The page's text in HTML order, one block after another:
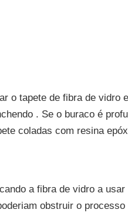
o tapete de fibra de vidro
. Se o buraco é
coladas com resina
a fibra de vidro a
obstruir o processo